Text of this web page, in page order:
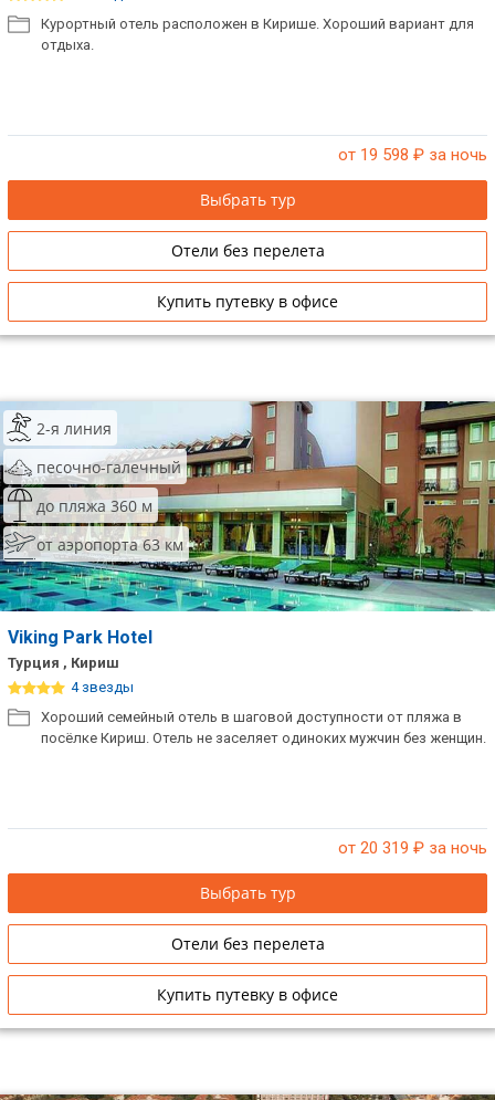
Курортный отель расположен в Кирише. Хороший вариант для
отдыха.
от 19 598 ₽ за ночь
Выбрать тур
Отели без перелета
Купить путевку в офисе
2-я линия
песочно-галечный
до пляжа 360 м
от аэропорта 63 км
Viking Park Hotel
Турция , Кириш
4 звезды
Хороший семейный отель в шаговой доступности от пляжа в
посёлке Кириш. Отель не заселяет одиноких мужчин без женщин.
от 20 319 ₽ за ночь
Выбрать тур
Отели без перелета
Купить путевку в офисе